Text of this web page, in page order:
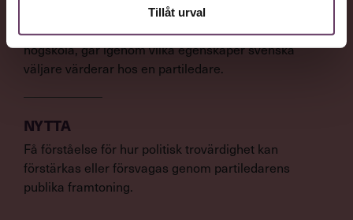
Tillåt urval
Statsvetaren Jenny Madestam, lektor vid Södertörns
högskola, går igenom vilka egenskaper svenska
väljare värderar hos en partiledare.
NYTTA
Få förståelse för hur politisk trovärdighet kan
förstärkas eller försvagas genom partiledarens
publika framtoning.